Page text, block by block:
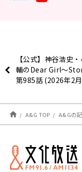
【公式】神谷浩史
輔のDear Girl〜
第985話 (2026年2
A&G TOP A&Gの